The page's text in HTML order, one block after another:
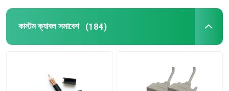
কাস্টম ক্যাবল সমাবেশ (184)